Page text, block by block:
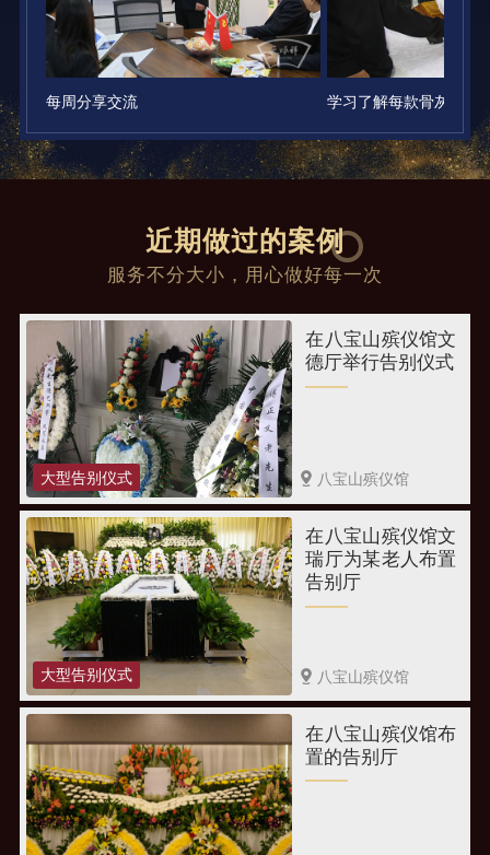
每周分享交流 学习了解每款骨灰盒的
近期做过的案例
服务不分大小，用心做好每一次
在八宝山殡仪馆文
德厅举行告别仪式
八宝山殡仪馆
大型告别仪式
在八宝山殡仪馆文
瑞厅为某老人布置
告别厅
八宝山殡仪馆
大型告别仪式
在八宝山殡仪馆布
置的告别厅